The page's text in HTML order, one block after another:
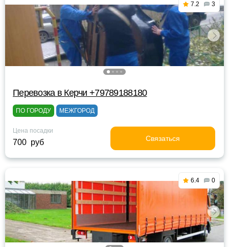
7.2 3
Перевозка в Керчи +79789188180
ПО ГОРОДУ МЕЖГОРОД
Цена посадки
700 руб Связаться
6.4 0